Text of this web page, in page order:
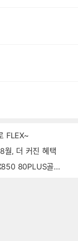
FLEX~
월, 더 커진 혜택
풀모듈러 ATX3.0 블랙